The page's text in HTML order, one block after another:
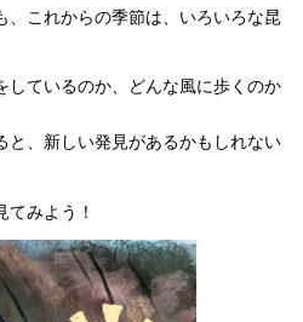
、これからの季節は、いろいろな昆
しているのか、どんな風に歩くのか
と、新しい発見があるかもしれない
みよう！